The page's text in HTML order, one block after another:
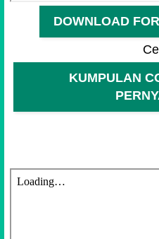
DOWNLOAD
KUMPULAN